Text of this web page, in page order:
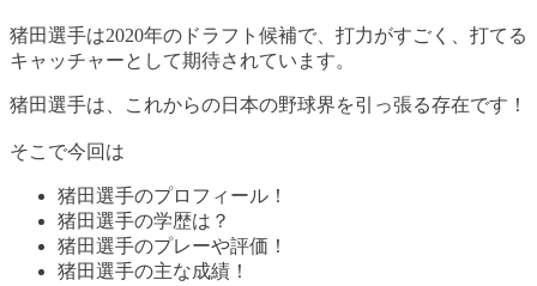
猪田選手は2020年のドラフト候補で、打力がすごく、打てる
キャッチャーとして期待されています。
猪田選手は、これからの日本の野球界を引っ張る存在です！
そこで今回は
猪田選手のプロフィール！
猪田選手の学歴は？
猪田選手のプレーや評価！
猪田選手の主な成績！